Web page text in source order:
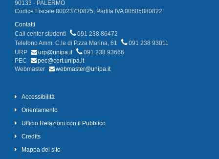
90133 - PALERMO
Codice Fiscale 80023730825, Partita IVA 00605880822
Contatti
Call center studenti
091 238 86472
Telefono Amm. C.le di P.zza Marina, 61
091 238 93011
URP
urp@unipa.it
091 238 93666
PEC
pec@cert.unipa.it
Webmaster
webmaster@unipa.it
Accessibilità
Orientamento
Ufficio Relazioni con il Pubblico
Credits
Mappa del sito